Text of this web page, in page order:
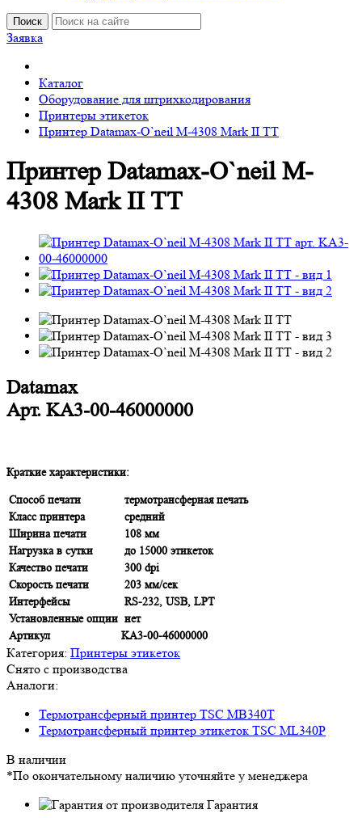
Поиск
Заявка
Каталог
Оборудование для штрихкодирования
Принтеры этикеток
Принтер Datamax-O`neil M-4308 Mark II TT
Принтер Datamax-O`neil M-
4308 Mark II TT
Datamax
Арт. KA3-00-46000000
Краткие характеристики:
Способ печати
термотрансферная печать
Класс принтера
средний
Ширина печати
108 мм
Нагрузка в сутки
до 15000 этикеток
Качество печати
300 dpi
Скорость печати
203 мм/сек
Интерфейсы
RS-232, USB, LPT
Установленные опции нет
Артикул
KA3-00-46000000
Категория: Принтеры этикеток
Снято с производства
Аналоги:
Термотрансферный принтер TSC MB340T
Термотрансферный принтер этикеток TSC ML340P
В наличии
*По окончательному наличию уточняйте у менеджера
Гарантия